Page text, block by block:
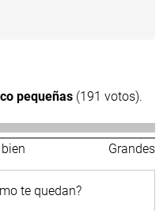
pequeñas (191 votos).
Grandes
te quedan?